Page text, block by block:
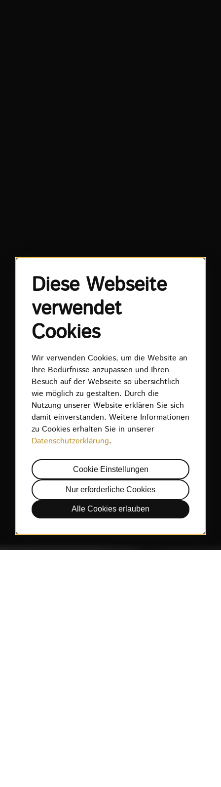
Diese Webseite
verwendet
Cookies
Wir verwenden Cookies, um die Website an
Ihre Bedürfnisse anzupassen und Ihren
Besuch auf der Webseite so übersichtlich
wie möglich zu gestalten. Durch die
Nutzung unserer Website erklären Sie sich
damit einverstanden. Weitere Informationen
zu Cookies erhalten Sie in unserer
Datenschutzerklärung.
Alle Cookies erlauben
Nur erforderliche Cookies
Cookie Einstellungen